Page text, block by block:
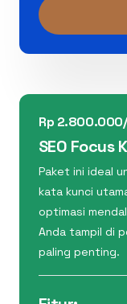
Rp
SEO Focus
Paket ini ideal
kata kunci
optimasi
Anda tampil di
paling penting.